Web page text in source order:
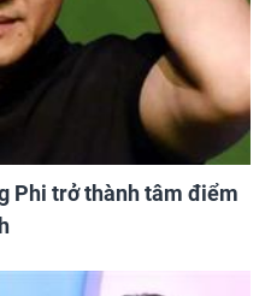
Phi trở thành tâm điểm